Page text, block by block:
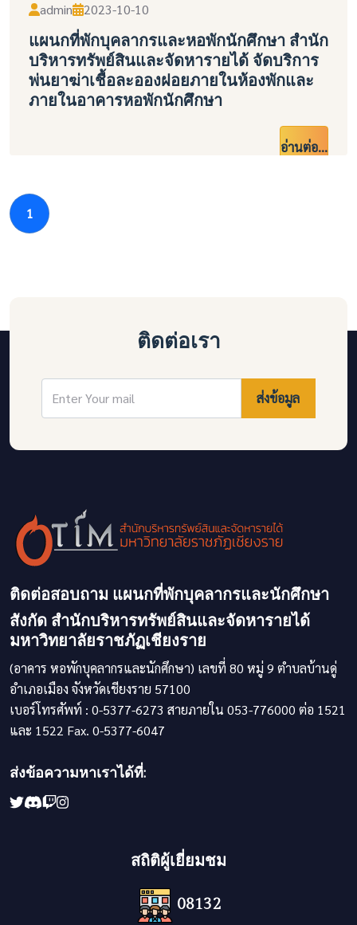
admin 2023-10-10
แผนกที่พักบุคลากรและหอพักนักศึกษา สำนัก
บริหารทรัพย์สินและจัดหารายได้ จัดบริการ
พ่นยาฆ่าเชื้อละอองฝอยภายในห้องพักและ
ภายในอาคารหอพักนักศึกษา
อ่านต่อ...
1
ติดต่อเรา
ส่งข้อมูล
ติดต่อสอบถาม แผนกที่พักบุคลากรและนักศึกษา
สังกัด สำนักบริหารทรัพย์สินและจัดหารายได้
มหาวิทยาลัยราชภัฏเชียงราย
(อาคาร หอพักบุคลากรและนักศึกษา) เลขที่ 80 หมู่ 9 ตำบลบ้านดู่
อำเภอเมือง จังหวัดเชียงราย 57100
เบอร์โทรศัพท์ : 0-5377-6273 สายภายใน 053-776000 ต่อ 1521
และ 1522 Fax. 0-5377-6047
ส่งข้อความหาเราได้ที่:
สถิติผู้เยี่ยมชม
08132